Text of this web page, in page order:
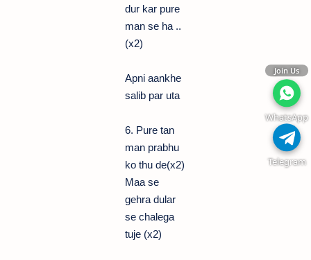
dur kar pure
man se ha ..
(x2)
Apni aankhe
salib par uta
6. Pure tan
man prabhu
ko thu de(x2)
Maa se
gehra dular
se chalega
tuje (x2)
Join Us
WhatsApp
Telegram